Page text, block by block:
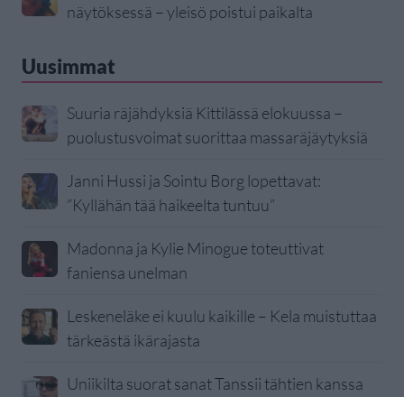
näytöksessä – yleisö poistui paikalta
Uusimmat
Suuria räjähdyksiä Kittilässä elokuussa –
puolustusvoimat suorittaa massaräjäytyksiä
Janni Hussi ja Sointu Borg lopettavat:
”Kyllähän tää haikeelta tuntuu”
Madonna ja Kylie Minogue toteuttivat
faniensa unelman
Leskeneläke ei kuulu kaikille – Kela muistuttaa
tärkeästä ikärajasta
Uniikilta suorat sanat Tanssii tähtien kanssa